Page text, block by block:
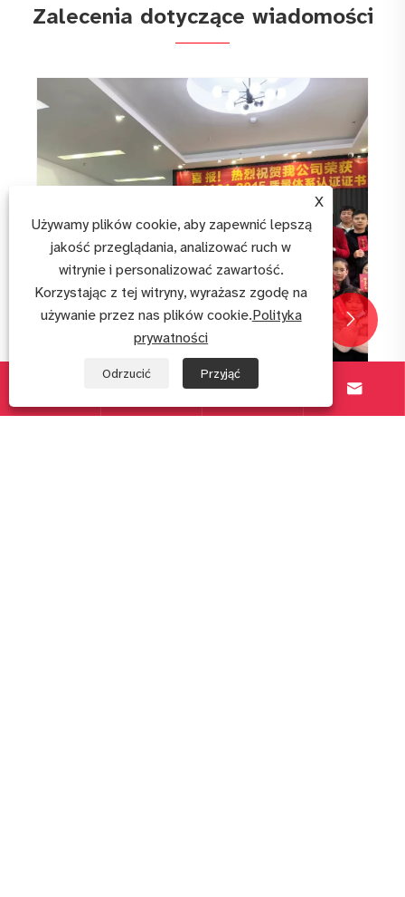
Zalecenia dotyczące wiadomości
Mały ekran dotykowy TFT: kompaktowa moc
dla interaktywnych wyświetlaczy
Zobacz więcej >>
 
 
X
Używamy plików cookie, aby zapewnić lepszą
jakość przeglądania, analizować ruch w
witrynie i personalizować zawartość.
Korzystając z tej witryny, wyrażasz zgodę na
używanie przez nas plików cookie.Polityka
prywatności
Odrzucić Przyjąć